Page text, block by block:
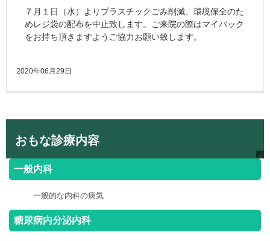
７月１日（水）よりプラスチックごみ削減、環境保全のた
めレジ袋の配布を中止致します。ご来院の際はマイバック
をお持ち頂きますようご協力お願い致します。
2020年06月29日
おもな診療内容
一般内科
一般的な内科の病気
糖尿病内分泌内科